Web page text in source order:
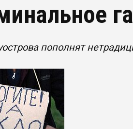
пополнят